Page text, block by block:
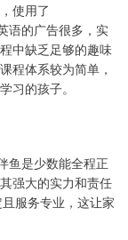
使用了
语的广告很多，实
中缺乏足够的趣味
程体系较为简单，
习的孩子。
鱼是少数能全程正
强大的实力和责任
服务专业，这让家